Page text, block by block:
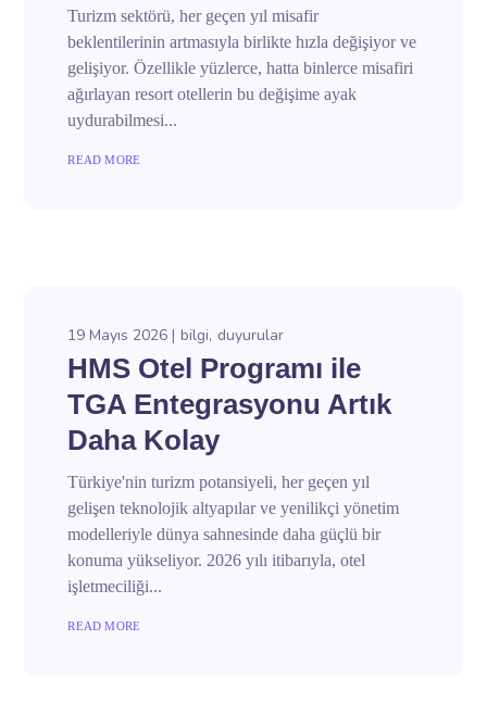
Turizm sektörü, her geçen yıl misafir
beklentilerinin artmasıyla birlikte hızla değişiyor ve
gelişiyor. Özellikle yüzlerce, hatta binlerce misafiri
ağırlayan resort otellerin bu değişime ayak
uydurabilmesi...
READ MORE
19 Mayıs 2026 bilgi duyurular
HMS Otel Programı ile
TGA Entegrasyonu Artık
Daha Kolay
Türkiye'nin turizm potansiyeli, her geçen yıl
gelişen teknolojik altyapılar ve yenilikçi yönetim
modelleriyle dünya sahnesinde daha güçlü bir
konuma yükseliyor. 2026 yılı itibarıyla, otel
işletmeciliği...
READ MORE